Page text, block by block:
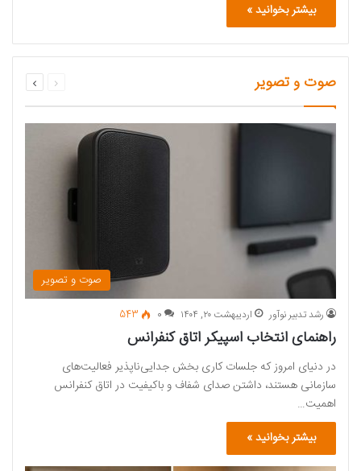
بیشتر بخوانید »
صوت و تصویر
صفحه
صوت و تصویر
رشد تدبیر نوآور اردیبهشت ۲۰, ۱۴۰۴ 0
543
راهنمای انتخاب اسپیکر اتاق کنفرانس
در دنیای امروز که جلسات کاری بخش جدایی‌ناپذیر فعالیت‌های
سازمانی هستند، داشتن صدای شفاف و باکیفیت در اتاق کنفرانس
اهمیت…
بیشتر بخوانید »